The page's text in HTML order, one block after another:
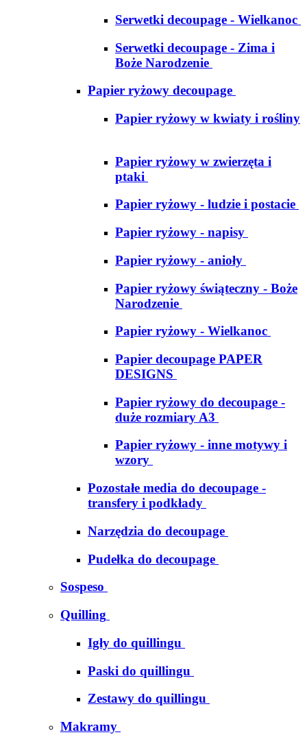
Serwetki decoupage - Wielkanoc
Serwetki decoupage - Zima i
Boże Narodzenie
Papier ryżowy decoupage
Papier ryżowy w kwiaty i rośliny
Papier ryżowy w zwierzęta i
ptaki
Papier ryżowy - ludzie i postacie
Papier ryżowy - napisy
Papier ryżowy - anioły
Papier ryżowy świąteczny - Boże
Narodzenie
Papier ryżowy - Wielkanoc
Papier decoupage PAPER
DESIGNS
Papier ryżowy do decoupage -
duże rozmiary A3
Papier ryżowy - inne motywy i
wzory
Pozostałe media do decoupage -
transfery i podkłady
Narzędzia do decoupage
Pudełka do decoupage
Sospeso
Quilling
Igły do quillingu
Paski do quillingu
Zestawy do quillingu
Makramy